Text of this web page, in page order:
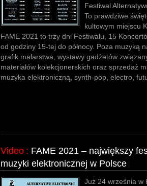
Festiwal
To prawdziwe
kultowym miejscu
FAME 2021 to trzy dni Festiwalu, 15
od godziny 15-tej do północy. Poza muzyką
grafik malarstwa, wystawy gadżetów
materiałów kolekcjonerskich oraz sprzedaż
muzyka elektroniczną, synth-pop, electro,
Video : FAME 2021 – największy
muzyki elektronicznej w Polsce
Już 24 września w